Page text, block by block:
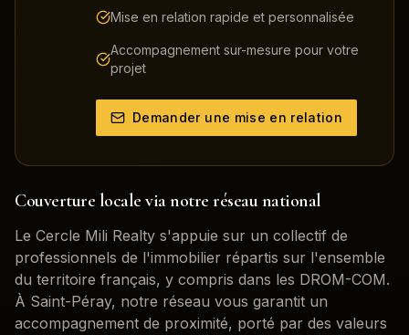
Mise en relation rapide et personnalisée
Accompagnement sur-mesure pour votre
projet
Demander une mise en relation
Couverture locale via notre réseau national
Le Cercle Mili Realty s'appuie sur un collectif de
professionnels de l'immobilier répartis sur l'ensemble
du territoire français, y compris dans les DROM-COM.
À Saint-Péray, notre réseau vous garantit un
accompagnement de proximité, porté par des valeurs